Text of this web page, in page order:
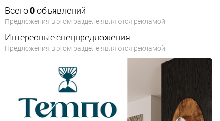
Всего0объявлений
Предложения в этом разделе являются рекламой
Интересные спецпредложения
Предложения в этом разделе являются рекламой